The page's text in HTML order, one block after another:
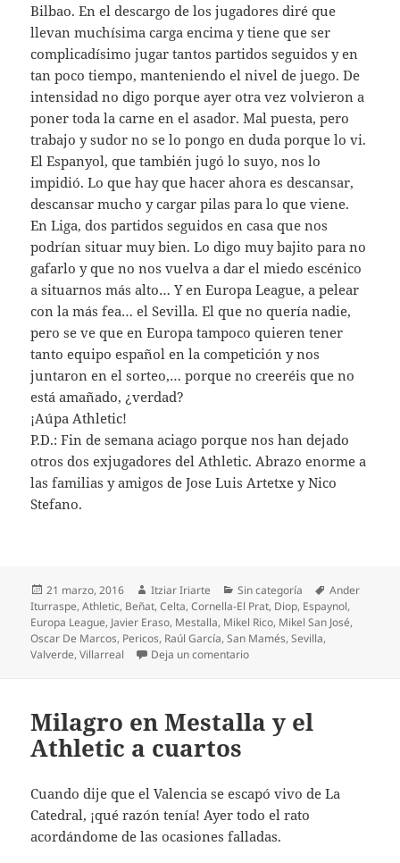
Bilbao. En el descargo de los jugadores diré que
llevan muchísima carga encima y tiene que ser
complicadísimo jugar tantos partidos seguidos y en
tan poco tiempo, manteniendo el nivel de juego. De
intensidad no digo porque ayer otra vez volvieron a
poner toda la carne en el asador. Mal puesta, pero
trabajo y sudor no se lo pongo en duda porque lo vi.
El Espanyol, que también jugó lo suyo, nos lo
impidió. Lo que hay que hacer ahora es descansar,
descansar mucho y cargar pilas para lo que viene.
En Liga, dos partidos seguidos en casa que nos
podrían situar muy bien. Lo digo muy bajito para no
gafarlo y que no nos vuelva a dar el miedo escénico
a situarnos más alto… Y en Europa League, a pelear
con la más fea… el Sevilla. El que no quería nadie,
pero se ve que en Europa tampoco quieren tener
tanto equipo español en la competición y nos
juntaron en el sorteo,… porque no creeréis que no
está amañado, ¿verdad?
¡Aúpa Athletic!
P.D.: Fin de semana aciago porque nos han dejado
otros dos exjugadores del Athletic. Abrazo enorme a
las familias y amigos de Jose Luis Artetxe y Nico
Stefano.
Publicado
el
21 marzo, 2016 Autor
Itziar Iriarte Categorías
Sin categoría Etiquetas
Ander
Iturraspe,Athletic, Beñat,Celta,Cornella-El Prat, Diop, Espaynol,
Europa League, Javier Eraso, Mestalla, Mikel Rico, Mikel San José,
Oscar De Marcos, Pericos, Raúl García,San Mamés,Sevilla,
Valverde,Villarreal Deja un comentarioen Oportunidad
Milagro en Mestalla y el
Athletic a cuartos
Cuando dije que el Valencia se escapó vivo de La
Catedral, ¡qué razón tenía! Ayer todo el rato
acordándome de las ocasiones falladas.